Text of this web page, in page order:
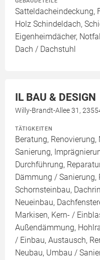
Satteldacheindeckung,
Holz Schindeldach,
Eigenheimdächer,
Dach / Dachstuhl
IL BAU & DESIGN
Willy-Brandt-Allee 31,
TÄTIGKEITEN
Beratung,
Sanierung,
Durchführung,
Dämmung / Sanierung,
Schornsteinbau,
Neueinbau,
Markisen, Kern- /
Außendämmung,
/ Einbau, Austausch,
Neubau, Umbau /